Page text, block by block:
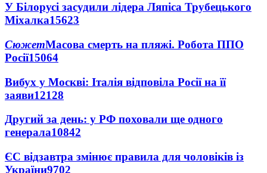
У Білорусі засудили лідера Ляпіса Трубецького
Міхалка15623
СюжетМасова смерть на пляжі. Робота ППО
Росії15064
Вибух у Москві: Італія відповіла Росії на її
заяви12128
Другий за день: у РФ поховали ще одного
генерала10842
ЄС відзавтра змінює правила для чоловіків із
України9702